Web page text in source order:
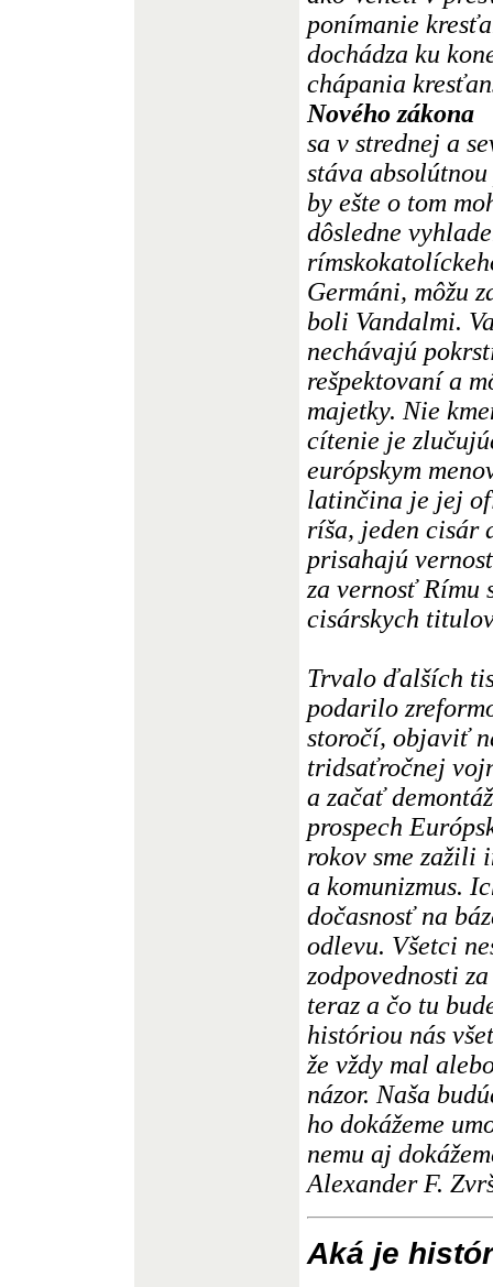
ponímanie
dochádza ku
chápania
Nového zákona
sa v strednej a
stáva
by ešte o tom
dôsledne
Germáni, môžu
boli Vandalmi.
nechávajú
rešpektovaní a
majetky. Nie
cítenie je
európskym
latinčina je jej
ríša, jeden cisár
prisahajú
za vernosť Rímu
cisárskych
Trvalo ďalších
podarilo
storočí, objaviť
tridsaťročnej
a začať
prospech
rokov sme zažili
a komunizmus.
dočasnosť na
odlevu. Všetci
zodpovednosti
teraz a čo tu
históriou nás
že vždy mal
názor. Naša
ho dokážeme
nemu aj
Alexander F.
Aká je